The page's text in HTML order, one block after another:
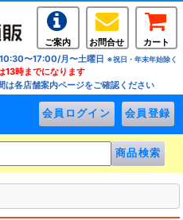
ご案内 お問合せ
カート
〜17:00/月〜土曜日 ※祝日・年末年始除く
13時までになります
は各店舗案内ページをご確認ください